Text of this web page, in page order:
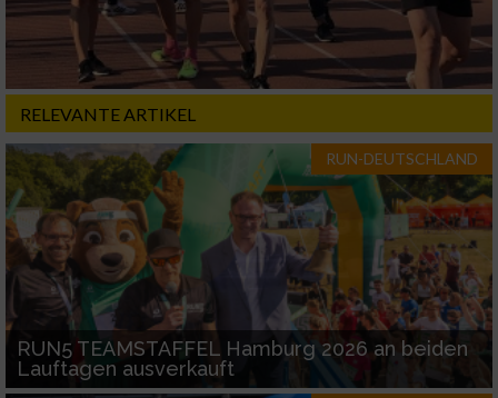
RELEVANTE ARTIKEL
RUN-DEUTSCHLAND
RUN5 TEAMSTAFFEL Hamburg 2026 an beiden
Lauftagen ausverkauft